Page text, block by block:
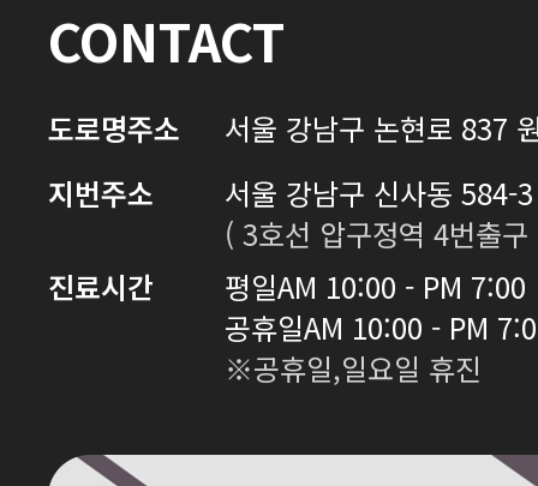
CONTACT
도로명주소
서울 강남구 논현로 837
지번주소
서울 강남구 신사동 584-
( 3호선 압구정역 4번출
진료시간
평일AM 10:00 - PM 7:00
공휴일AM 10:00 - PM
※공휴일,일요일 휴진